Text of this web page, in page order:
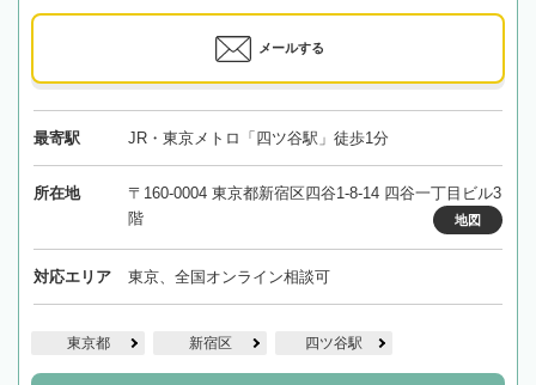
メールする
最寄駅 JR・東京メトロ「四ツ谷駅」徒歩1分
所在地
〒160-0004 東京都新宿区四谷1-8-14 四谷一丁目ビル3
階
地図
対応エリア 東京、全国オンライン相談可
東京都 新宿区 四ツ谷駅